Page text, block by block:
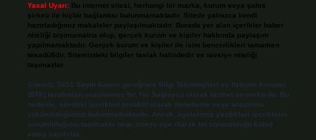
Yasal Uyarı: Bu internet sitesi, herhangi bir marka, kurum veya şahıs
şirketi ile hiçbir bağlantısı bulunmamaktadır. Sitede yalnızca kendi
hazırladığımız makaleler paylaşılmaktadır. Burada yer alan içerikler haber
niteliği taşımamakta olup, gerçek kurum ve kişiler hakkında paylaşım
yapılmamaktadır. Gerçek kurum ve kişiler ile isim benzerlikleri tamamen
tesadüfidir. Sitemizdeki bilgiler taslak halindedir ve tavsiye niteliği
taşımazlar.
Sitemiz, 5651 Sayılı Kanun gereğince Bilgi Teknolojileri ve İletişim Kurumu
(BTK) tarafından onaylanmış bir Yer Sağlayıcı olarak hizmet vermektedir. Bu
nedenle, sitedeki içerikleri proaktif olarak denetleme veya araştırma
yükümlülüğümüz bulunmamaktadır. Ancak, üyelerimiz yazdıkları içeriklerin
sorumluluğunu taşımakta olup, siteye üye olarak bu sorumluluğu kabul
etmiş sayılırlar.